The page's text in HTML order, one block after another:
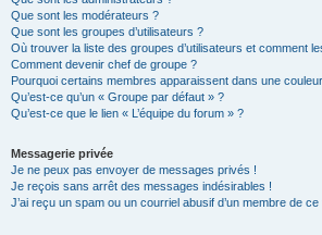
Que sont les modérateurs ?
Que sont les groupes d’utilisateurs ?
Où trouver la liste des groupes d’utilisateurs et comment
Comment devenir chef de groupe ?
Pourquoi certains membres apparaissent dans une
Qu’est-ce qu’un « Groupe par défaut » ?
Qu’est-ce que le lien « L’équipe du forum » ?
Messagerie privée
Je ne peux pas envoyer de messages privés !
Je reçois sans arrêt des messages indésirables !
J’ai reçu un spam ou un courriel abusif d’un membre de ce